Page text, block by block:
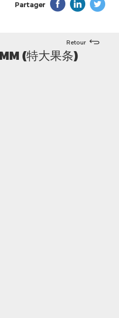
Partager
Retour
(特大果条)